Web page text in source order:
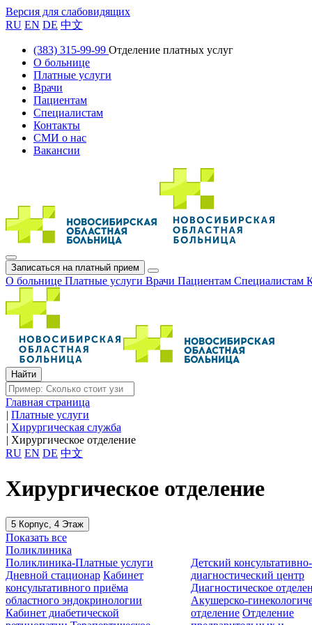
Версия для слабовидящих
RU EN DE 中文
(383) 315-99-99 Отделение платных услуг
О больнице
Платные услуги
Врачи
Пациентам
Специалистам
Контакты
СМИ о нас
Вакансии
Записаться на платный прием
О больнице Платные услуги Врачи Пациентам Специалистам
Главная страница
| Платные услуги
| Хирургическая служба
| Хирургическое отделение
RU EN DE 中文
Хирургическое отделение
5 Корпус, 4 Этаж
Показать все
Поликлиника
Поликлиника-Платные услуги
Дневной стационар Кабинет
консультативного приёма
областного эндокринологии
Кабинет диабетической
Детский консультативно-
диагностический центр
Диагностическое
Акушерско-
отделение Отделение